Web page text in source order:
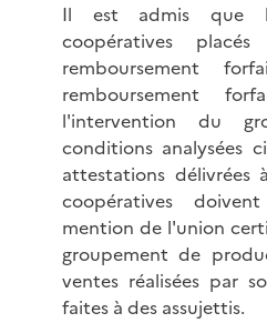
Il est admis que
coopératives
remboursement
remboursement
l'intervention du
conditions analysées
attestations délivrées
coopératives
mention de l'union
groupement de
ventes réalisées par
faites à des assujettis.